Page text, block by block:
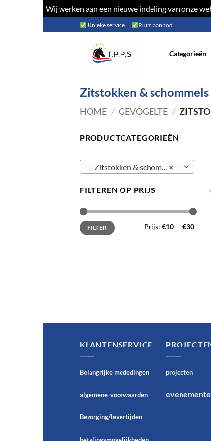
Wij werken aan een nieuwe indeling van onze
naar
Unieke service Ruim aanbod
Categorieën
Zitstokken & schommels
HOME / GEVOGELTE /
PRODUCTCATEGORIEËN
×
Zitstokken & schommels
FILTEREN OP PRIJS
Min.
prijs
Max.
prijsFILTER Prijs: €10— €30
KLANTENSERVICE
Belangrijke mededingen
algemene-voorwaarden
Bezorging/levertijden
projecten